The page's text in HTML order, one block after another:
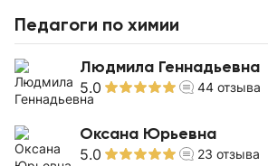
Педагоги по химии
Людмила Геннадьевна
5.0 44 отзыва
Оксана Юрьевна
5.0 23 отзыва